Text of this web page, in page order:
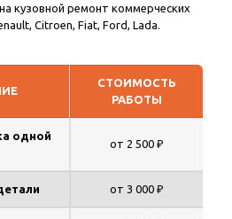
кузовной ремонт коммерческих
Citroen, Fiat, Ford, Lada.
СТОИМОСТЬ
РАБОТЫ
одной
от 2 500 ₽
от 3 000 ₽